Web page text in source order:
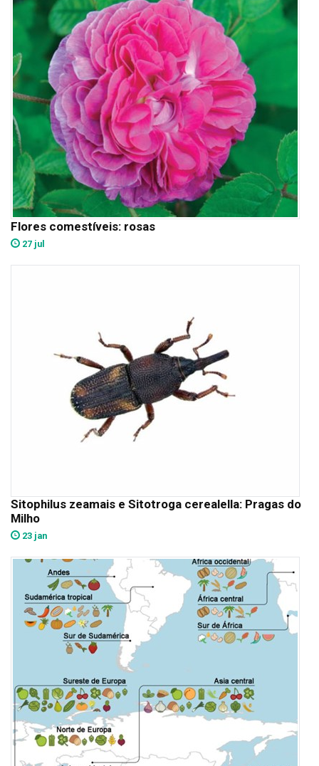
Flores comestíveis: rosas
27 jul
Sitophilus zeamais e Sitotroga cerealella: Pragas do
Milho
23 jan